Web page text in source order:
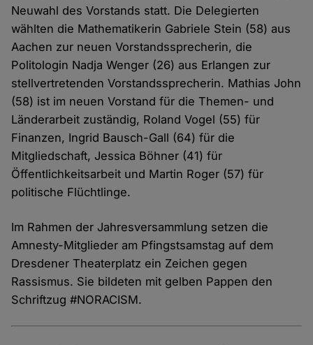
Neuwahl des Vorstands statt. Die Delegierten
wählten die Mathematikerin Gabriele Stein (58) aus
Aachen zur neuen Vorstandssprecherin, die
Politologin Nadja Wenger (26) aus Erlangen zur
stellvertretenden Vorstandssprecherin. Mathias John
(58) ist im neuen Vorstand für die Themen- und
Länderarbeit zuständig, Roland Vogel (55) für
Finanzen, Ingrid Bausch-Gall (64) für die
Mitgliedschaft, Jessica Böhner (41) für
Öffentlichkeitsarbeit und Martin Roger (57) für
politische Flüchtlinge.
Im Rahmen der Jahresversammlung setzen die
Amnesty-Mitglieder am Pfingstsamstag auf dem
Dresdener Theaterplatz ein Zeichen gegen
Rassismus. Sie bildeten mit gelben Pappen den
Schriftzug #NORACISM.